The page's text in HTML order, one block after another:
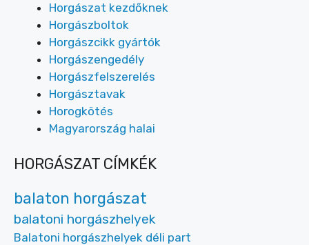
Horgászat kezdőknek
Horgászboltok
Horgászcikk gyártók
Horgászengedély
Horgászfelszerelés
Horgásztavak
Horogkötés
Magyarország halai
HORGÁSZAT CÍMKÉK
balaton horgászat
balatoni horgászhelyek
Balatoni horgászhelyek déli part